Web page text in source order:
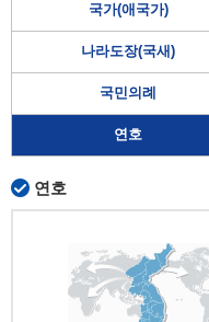
국가(애국가)
나라도장(국새)
국민의례
연호
연호